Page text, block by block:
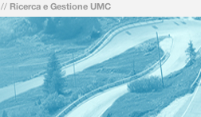
// Ricerca e Gestione UMC